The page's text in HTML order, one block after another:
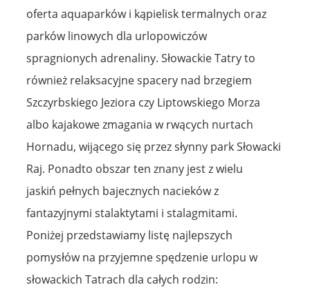
oferta aquaparków i kąpielisk termalnych oraz
parków linowych dla urlopowiczów
spragnionych adrenaliny. Słowackie Tatry to
również relaksacyjne spacery nad brzegiem
Szczyrbskiego Jeziora czy Liptowskiego Morza
albo kajakowe zmagania w rwących nurtach
Hornadu, wijącego się przez słynny park Słowacki
Raj. Ponadto obszar ten znany jest z wielu
jaskiń pełnych bajecznych nacieków z
fantazyjnymi stalaktytami i stalagmitami.
Poniżej przedstawiamy listę najlepszych
pomysłów na przyjemne spędzenie urlopu w
słowackich Tatrach dla całych rodzin: